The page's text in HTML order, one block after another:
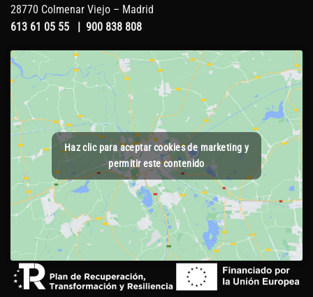
28770 Colmenar Viejo – Madrid
613 61 05 55
900 838 808
Haz clic para aceptar cookies de marketing y
permitir este contenido